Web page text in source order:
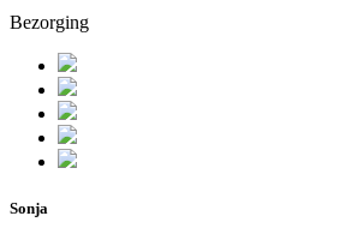
Bezorging
Sonja